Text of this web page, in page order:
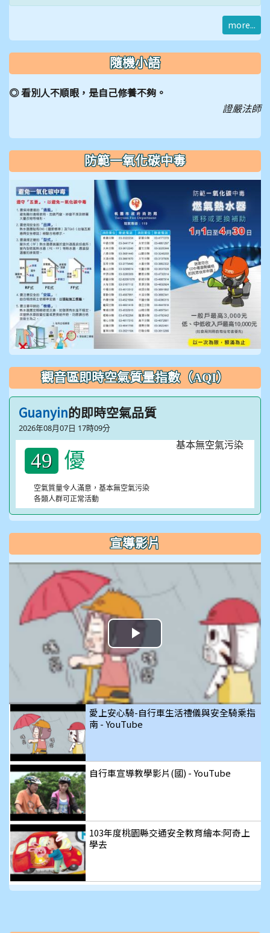
more...
隨機小語
◎ 看別人不順眼，是自己修養不夠。
證嚴法師
防範一氧化碳中毒
觀音區即時空氣質量指數（AQI）
Guanyin的即時空氣品質
2026年08月07日 17時09分
49 優
空氣質量令人滿意，基本無空氣污染
各類人群可正常活動
宣導影片
播
放
影
片
愛上安心騎-自行車生活禮儀與安全騎乘指
南 - YouTube
自行車宣導教學影片(國) - YouTube
103年度桃園縣交通安全教育繪本:阿奇上
學去